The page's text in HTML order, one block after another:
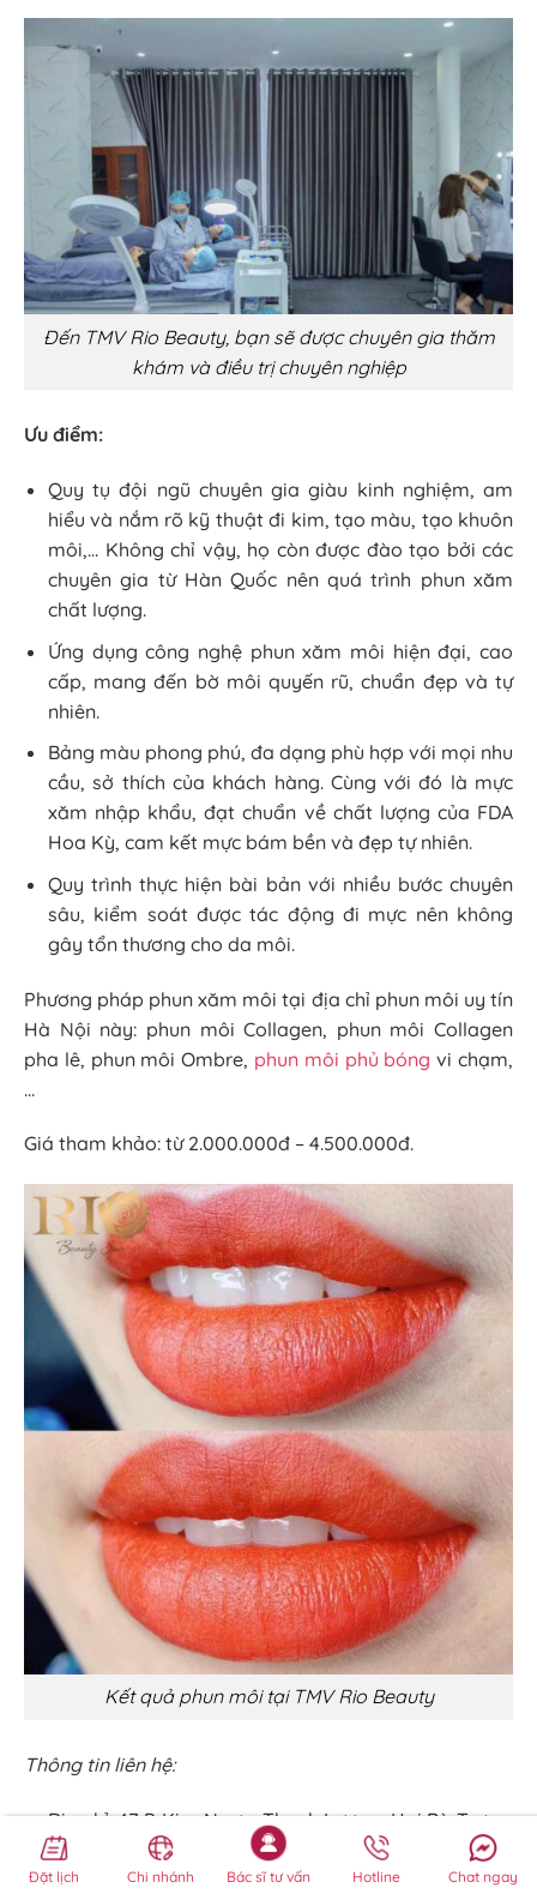
Đến TMV Rio Beauty, bạn sẽ được chuyên gia thăm
khám và điều trị chuyên nghiệp
Ưu điểm:
Quy tụ đội ngũ chuyên gia giàu kinh nghiệm, am
hiểu và nắm rõ kỹ thuật đi kim, tạo màu, tạo khuôn
môi,… Không chỉ vậy, họ còn được đào tạo bởi các
chuyên gia từ Hàn Quốc nên quá trình phun xăm
chất lượng.
Ứng dụng công nghệ phun xăm môi hiện đại, cao
cấp, mang đến bờ môi quyến rũ, chuẩn đẹp và tự
nhiên.
Bảng màu phong phú, đa dạng phù hợp với mọi nhu
cầu, sở thích của khách hàng. Cùng với đó là mực
xăm nhập khẩu, đạt chuẩn về chất lượng của FDA
Hoa Kỳ, cam kết mực bám bền và đẹp tự nhiên.
Quy trình thực hiện bài bản với nhiều bước chuyên
sâu, kiểm soát được tác động đi mực nên không
gây tổn thương cho da môi.
Phương pháp phun xăm môi tại địa chỉ phun môi uy tín
Hà Nội này: phun môi Collagen, phun môi Collagen
pha lê, phun môi Ombre, phun môi phủ bóng vi chạm,
…
Giá tham khảo: từ 2.000.000đ – 4.500.000đ.
Kết quả phun môi tại TMV Rio Beauty
Thông tin liên hệ:
Địa chỉ: 47 P. Kim Ngưu, Thanh Lương, Hai Bà Trưng,
Hà Nội
Đặt lịch Chi nhánh Bác sĩ tư vấn Hotline Chat ngay